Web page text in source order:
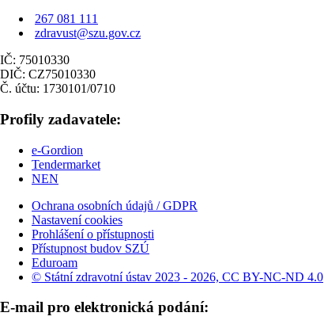
267 081 111
zdravust@szu.gov.cz
IČ: 75010330
DIČ: CZ75010330
Č. účtu: 1730101/0710
Profily zadavatele:
e-Gordion
Tendermarket
NEN
Ochrana osobních údajů / GDPR
Nastavení cookies
Prohlášení o přístupnosti
Přístupnost budov SZÚ
Eduroam
© Státní zdravotní ústav 2023 - 2026, CC BY-NC-ND 4.0
E-mail pro elektronická podání: